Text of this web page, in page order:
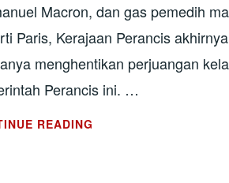
Macron, dan gas pemedih
Paris, Kerajaan Perancis
menghentikan perjuangan
Perancis ini. …
READING